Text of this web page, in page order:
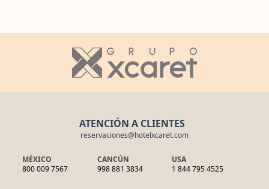
ATENCIÓN A CLIENTES
reservaciones@hotelxcaret.com
MÉXICO
800 009 7567
CANCÚN
998 881 3834
USA
1 844 795 4525